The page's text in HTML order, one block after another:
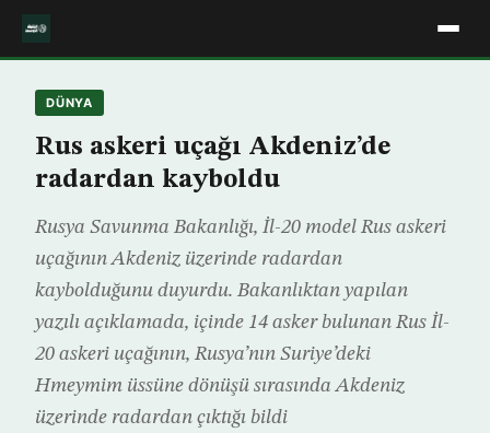
DÜNYA
Rus askeri uçağı Akdeniz’de
radardan kayboldu
Rusya Savunma Bakanlığı, İl-20 model Rus askeri
uçağının Akdeniz üzerinde radardan
kaybolduğunu duyurdu. Bakanlıktan yapılan
yazılı açıklamada, içinde 14 asker bulunan Rus İl-
20 askeri uçağının, Rusya’nın Suriye’deki
Hmeymim üssüne dönüşü sırasında Akdeniz
üzerinde radardan çıktığı bildi